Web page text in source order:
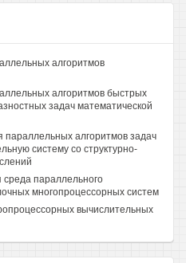
алгоритмов
алгоритмов быстрых
задач математической
алгоритмов задач
систему со структурно-
параллельного
многопроцессорных систем
вычислительных